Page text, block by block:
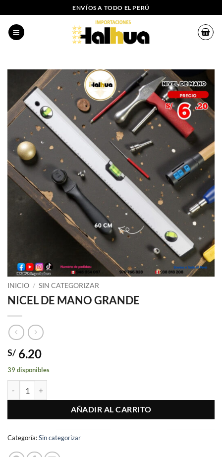
al
contenido
ENVÍOS A TODO EL PERÚ
INICIO / SIN CATEGORIZAR
NICEL DE MANO GRANDE
S/ 6.20
39 disponibles
AÑADIR AL CARRITO
Categoría:Sin categorizar